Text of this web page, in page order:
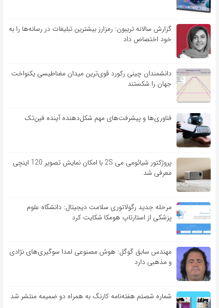
گزارش سالانه تریبون: رمزارز بیشترین تبلیغات در رسانه‌ها را به
خود اختصاص داد
دانشمندان چینی رکورد قوی‌ترین میدان مغناطیسی یکنواخت
جهان را شکستند
فناوری‌ها و پیشرفت‌های مهم شکل‌دهنده آینده فین‌تک
پروژکتور شیائومی می 2S با امکان نمایش تصویر 120 اینچی
معرفی شد
مرحله جدید رگولاتوری سلامت دیجیتال: دانشگاه علوم
پزشکی از استارتاپ هومکا شکایت کرد
مهندس سابق گوگل: هوش مصنوعی لمدا سوگیری‌های نژادی
و مذهبی دارد
شماره شصتم هفته‌نامه کارنگ به همراه دو ضمیمه منتشر شد